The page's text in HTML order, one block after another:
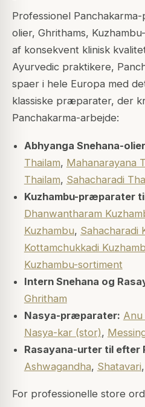
Professionel
olier, Ghrithams,
af konsekvent klinisk
Ayurvedic praktikere,
spaer i hele Europa med
klassiske præparater, der
Panchakarma-arbejde:
Abhyanga Snehana-
Thailam, Mahanarayana
Thailam, Sahacharadi
Kuzhambu-præparater
Dhanwantharam
Kuzhambu, Sahacharadi
Kottamchukkadi
Kuzhambu-sortiment
Intern Snehana og
Ghritham
Nasya-præparater: Anu
Nasya-kar (stor),
Rasayana-urter til efter
Ashwagandha, Shatavari,
For professionelle store